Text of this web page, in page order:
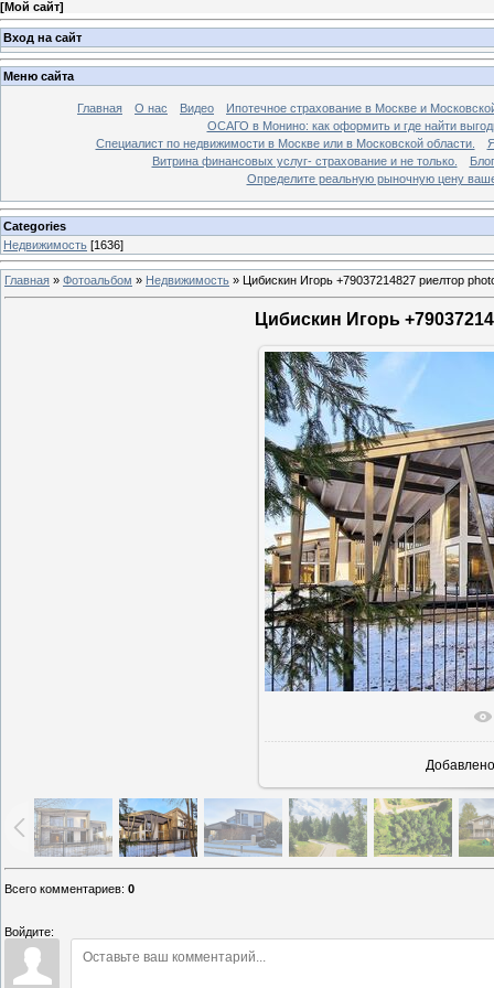
[Мой сайт]
Вход на сайт
Меню сайта
Главная О нас Видео
Ипотечное страхование в Москве и
ОСАГО в Монино: как оформить и где найти
Специалист по недвижимости в Москве или в Московской области.
Витрина финансовых услуг- страхование и не только.
Блог
Определите реальную рыночную цену
Categories
Недвижимость [1636]
Главная » Фотоальбом » Недвижимость » Цибискин Игорь +79037214827 риелтор
Цибискин Игорь
В
Добавлено
Всего комментариев: 0
Войдите: